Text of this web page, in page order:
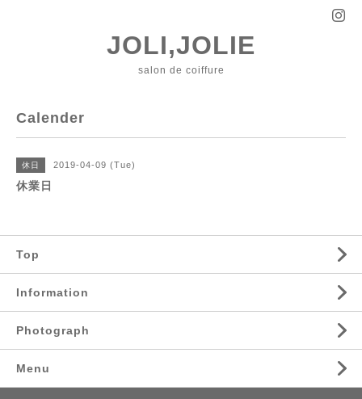
JOLI,JOLIE
salon de coiffure
Calender
休日 2019-04-09 (Tue)
休業日
Top
Information
Photograph
Menu